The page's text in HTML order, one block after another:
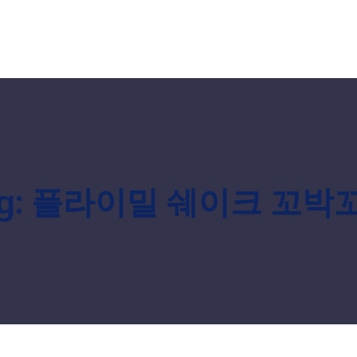
플라이밀 쉐이크 꼬박